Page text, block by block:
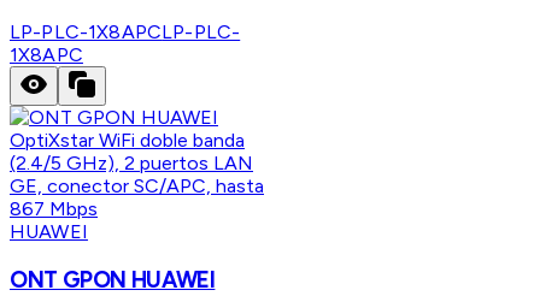
LP-PLC-1X8APCLP-PLC-
1X8APC
HUAWEI
ONT GPON HUAWEI